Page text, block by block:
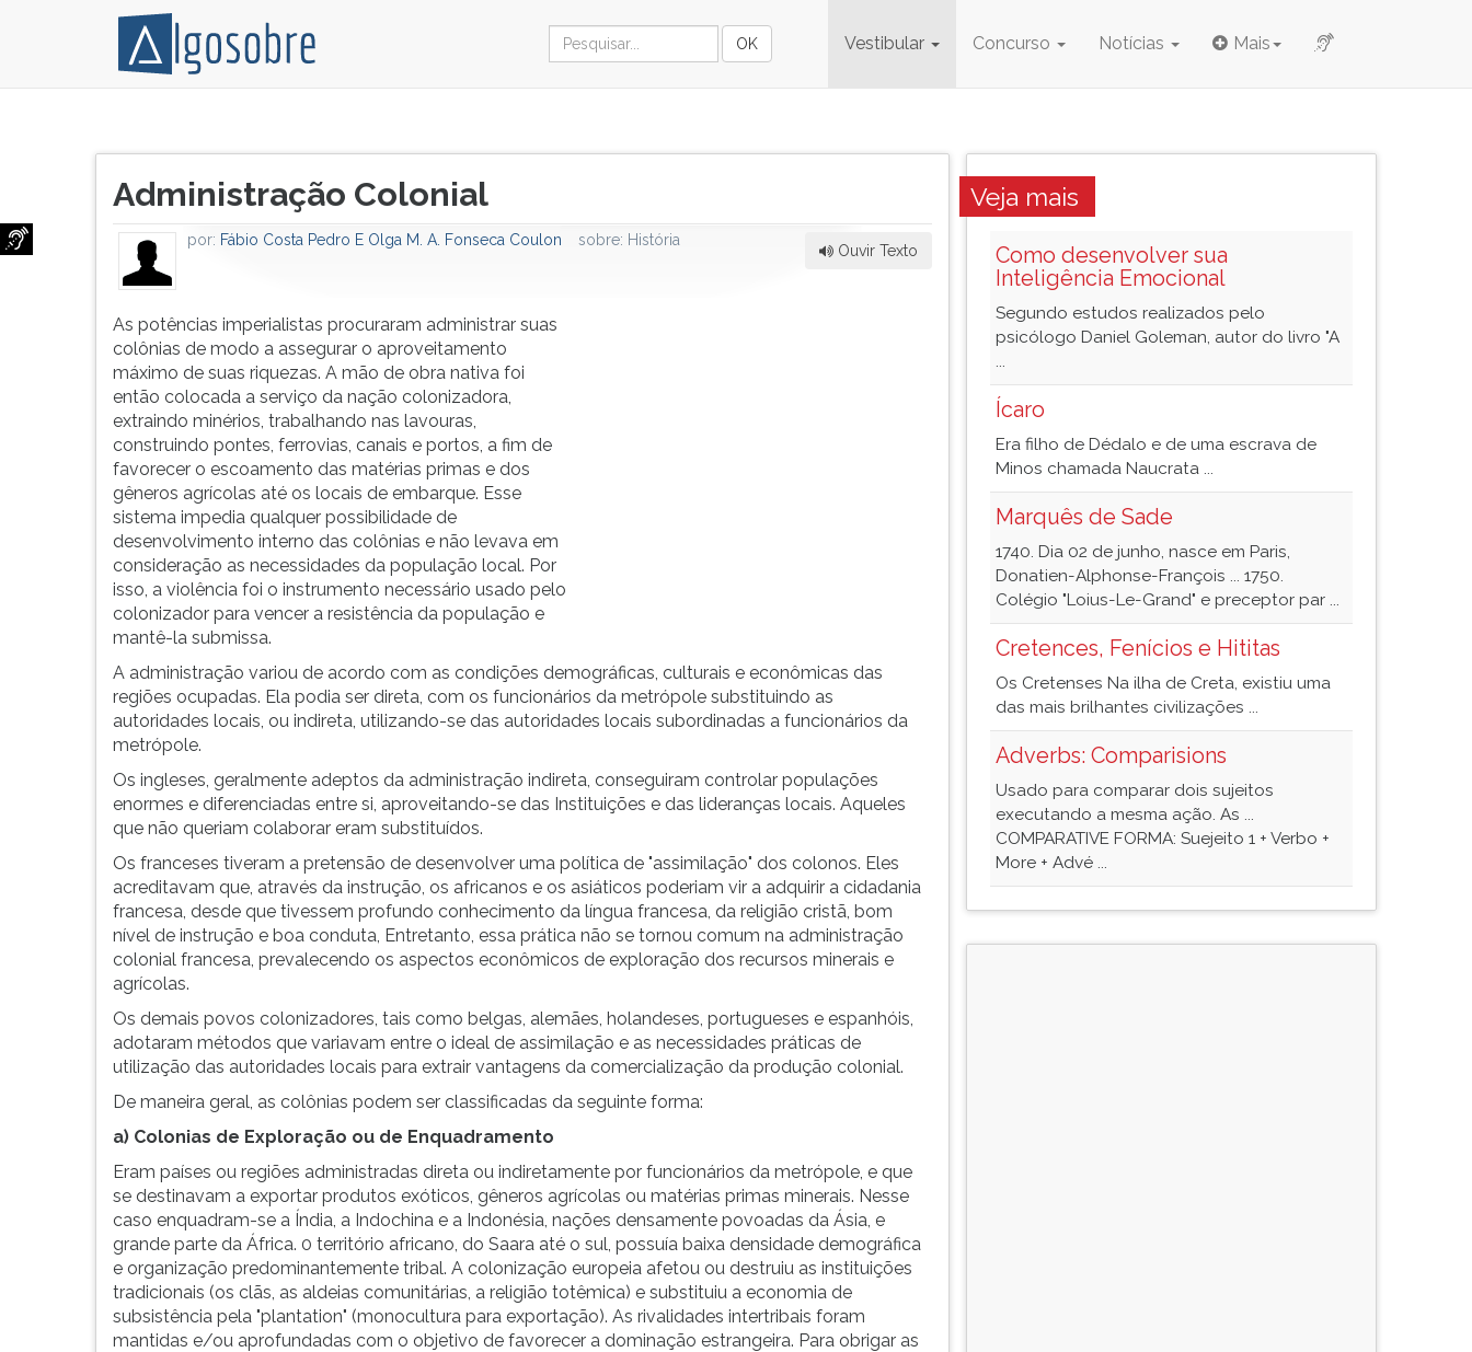
Vestibular Concurso Notícias Mais
administrar
suas
aproveitamento
F
para
do
artigo:
Administração Colonial
Ouvir Texto
por: Fábio Costa Pedro E Olga M. A. Fonseca Coulon sobre: História
As potências imperialistas procuraram administrar suas
colônias de modo a assegurar o aproveitamento
máximo de suas riquezas. A mão de obra nativa foi
então colocada a serviço da nação colonizadora,
extraindo minérios, trabalhando nas lavouras,
construindo pontes, ferrovias, canais e portos, a fim de
favorecer o escoamento das matérias primas e dos
gêneros agrícolas até os locais de embarque. Esse
sistema impedia qualquer possibilidade de
desenvolvimento interno das colônias e não levava em
consideração as necessidades da população local. Por
isso, a violência foi o instrumento necessário usado pelo
colonizador para vencer a resistência da população e
mantê-la submissa.
A administração variou de acordo com as condições demográficas, culturais e econômicas das
regiões ocupadas. Ela podia ser direta, com os funcionários da metrópole substituindo as
autoridades locais, ou indireta, utilizando-se das autoridades locais subordinadas a funcionários da
metrópole.
Os ingleses, geralmente adeptos da administração indireta, conseguiram controlar populações
enormes e diferenciadas entre si, aproveitando-se das Instituições e das lideranças locais. Aqueles
que não queriam colaborar eram substituídos.
Os franceses tiveram a pretensão de desenvolver uma política de "assimilação" dos colonos. Eles
acreditavam que, através da instrução, os africanos e os asiáticos poderiam vir a adquirir a cidadania
francesa, desde que tivessem profundo conhecimento da língua francesa, da religião cristã, bom
nível de instrução e boa conduta, Entretanto, essa prática não se tornou comum na administração
colonial francesa, prevalecendo os aspectos econômicos de exploração dos recursos minerais e
agrícolas.
Os demais povos colonizadores, tais como belgas, alemães, holandeses, portugueses e espanhóis,
adotaram métodos que variavam entre o ideal de assimilação e as necessidades práticas de
utilização das autoridades locais para extrair vantagens da comercialização da produção colonial.
De maneira geral, as colônias podem ser classificadas da seguinte forma:
a) Colonias de Exploração ou de Enquadramento
Eram países ou regiões administradas direta ou indiretamente por funcionários da metrópole, e que
se destinavam a exportar produtos exóticos, gêneros agrícolas ou matérias primas minerais. Nesse
caso enquadram-se a Índia, a Indochina e a Indonésia, nações densamente povoadas da Ásia, e
grande parte da África. 0 território africano, do Saara até o sul, possuía baixa densidade demográfica
e organização predominantemente tribal. A colonização europeia afetou ou destruiu as instituições
tradicionais (os clãs, as aldeias comunitárias, a religião totêmica) e substituiu a economia de
subsistência pela "plantation" (monocultura para exportação). As rivalidades intertribais foram
mantidas e/ou aprofundadas com o objetivo de favorecer a dominação estrangeira. Para obrigar as
Veja mais
Como desenvolver sua
Inteligência Emocional
Segundo estudos realizados pelo
psicólogo Daniel Goleman, autor do livro "A
...
Ícaro
Era filho de Dédalo e de uma escrava de
Minos chamada Naucrata ...
Marquês de Sade
1740. Dia 02 de junho, nasce em Paris,
Donatien-Alphonse-François ... 1750.
Colégio "Loius-Le-Grand" e preceptor par ...
Cretences, Fenícios e Hititas
Os Cretenses Na ilha de Creta, existiu uma
das mais brilhantes civilizações ...
Adverbs: Comparisions
Usado para comparar dois sujeitos
executando a mesma ação. As ...
COMPARATIVE FORMA: Suejeito 1 + Verbo +
More + Advé ...